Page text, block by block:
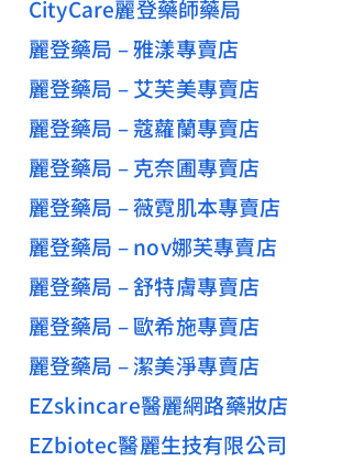
CityCare麗登藥師藥局
麗登藥局 – 雅漾專賣店
麗登藥局 – 艾芙美專賣店
麗登藥局 – 蔻蘿蘭專賣店
麗登藥局 – 克奈圃專賣店
麗登藥局 – 薇霓肌本專賣店
麗登藥局 – nov娜芙專賣店
麗登藥局 – 舒特膚專賣店
麗登藥局 – 歐希施專賣店
麗登藥局 – 潔美淨專賣店
EZskincare醫麗網路藥妝店
EZbiotec醫麗生技有限公司